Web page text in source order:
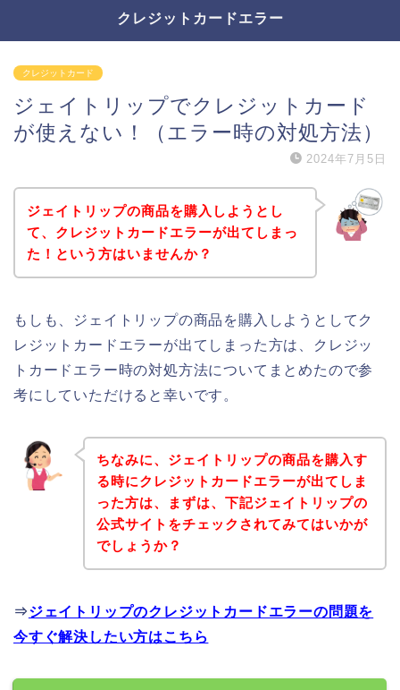
クレジットカードエラー
クレジットカード
ジェイトリップでクレジットカード
が使えない！（エラー時の対処方法）
2024年7月5日
ジェイトリップの商品を購入しようとし
て、クレジットカードエラーが出てしまっ
た！という方はいませんか？
もしも、ジェイトリップの商品を購入しようとしてク
レジットカードエラーが出てしまった方は、クレジッ
トカードエラー時の対処方法についてまとめたので参
考にしていただけると幸いです。
ちなみに、ジェイトリップの商品を購入す
る時にクレジットカードエラーが出てしま
った方は、まずは、下記ジェイトリップの
公式サイトをチェックされてみてはいかが
でしょうか？
⇒ジェイトリップのクレジットカードエラーの問題を
今すぐ解決したい方はこちら